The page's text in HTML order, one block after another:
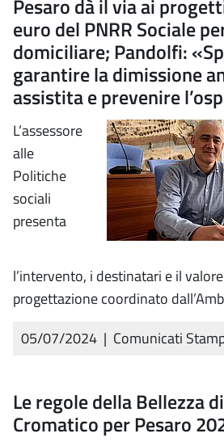
Pesaro dà il via ai
euro del PNRR Sociale
domiciliare; Pandolfi:
garantire la dimissione
assistita e prevenire
L’assessore
alle
Politiche
sociali
presenta
l’intervento, i destinatari e il
progettazione coordinato
05/07/2024 | Comunicati
Le regole della Bellezza
Cromatico per Pesaro